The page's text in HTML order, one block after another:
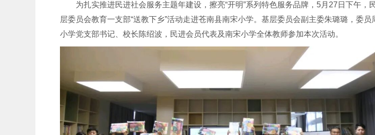
为扎实推进民进社会服务主题年建设，擦亮“开明”系列特色服务品牌，5月27日下午，
层委员会教育一支部“送教下乡”活动走进苍南县南宋小学。基层委员会副主委朱璐璐，委员
小学党支部书记、校长陈绍波，民进会员代表及南宋小学全体教师参加本次活动。